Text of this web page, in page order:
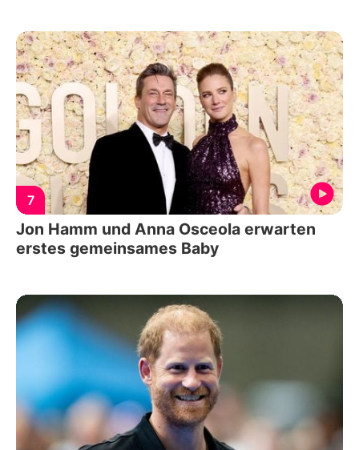
7
Jon Hamm und Anna Osceola erwarten
erstes gemeinsames Baby